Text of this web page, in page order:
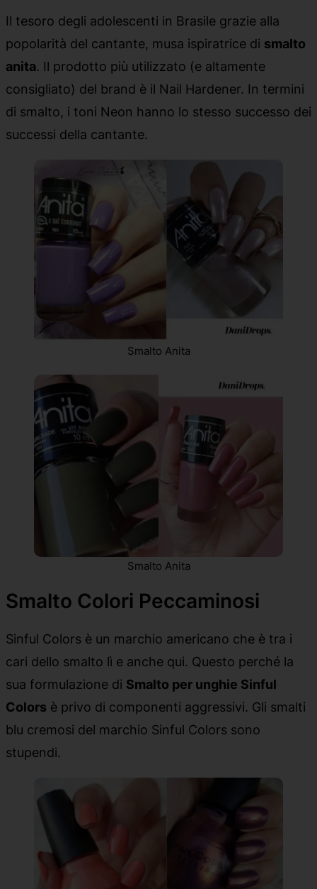
Il tesoro degli adolescenti in Brasile grazie alla
popolarità del cantante, musa ispiratrice di smalto
anita. Il prodotto più utilizzato (e altamente
consigliato) del brand è il Nail Hardener. In termini
di smalto, i toni Neon hanno lo stesso successo dei
successi della cantante.
Smalto Anita
Smalto Anita
Smalto Colori Peccaminosi
Sinful Colors è un marchio americano che è tra i
cari dello smalto lì e anche qui. Questo perché la
sua formulazione di Smalto per unghie Sinful
Colors è privo di componenti aggressivi. Gli smalti
blu cremosi del marchio Sinful Colors sono
stupendi.